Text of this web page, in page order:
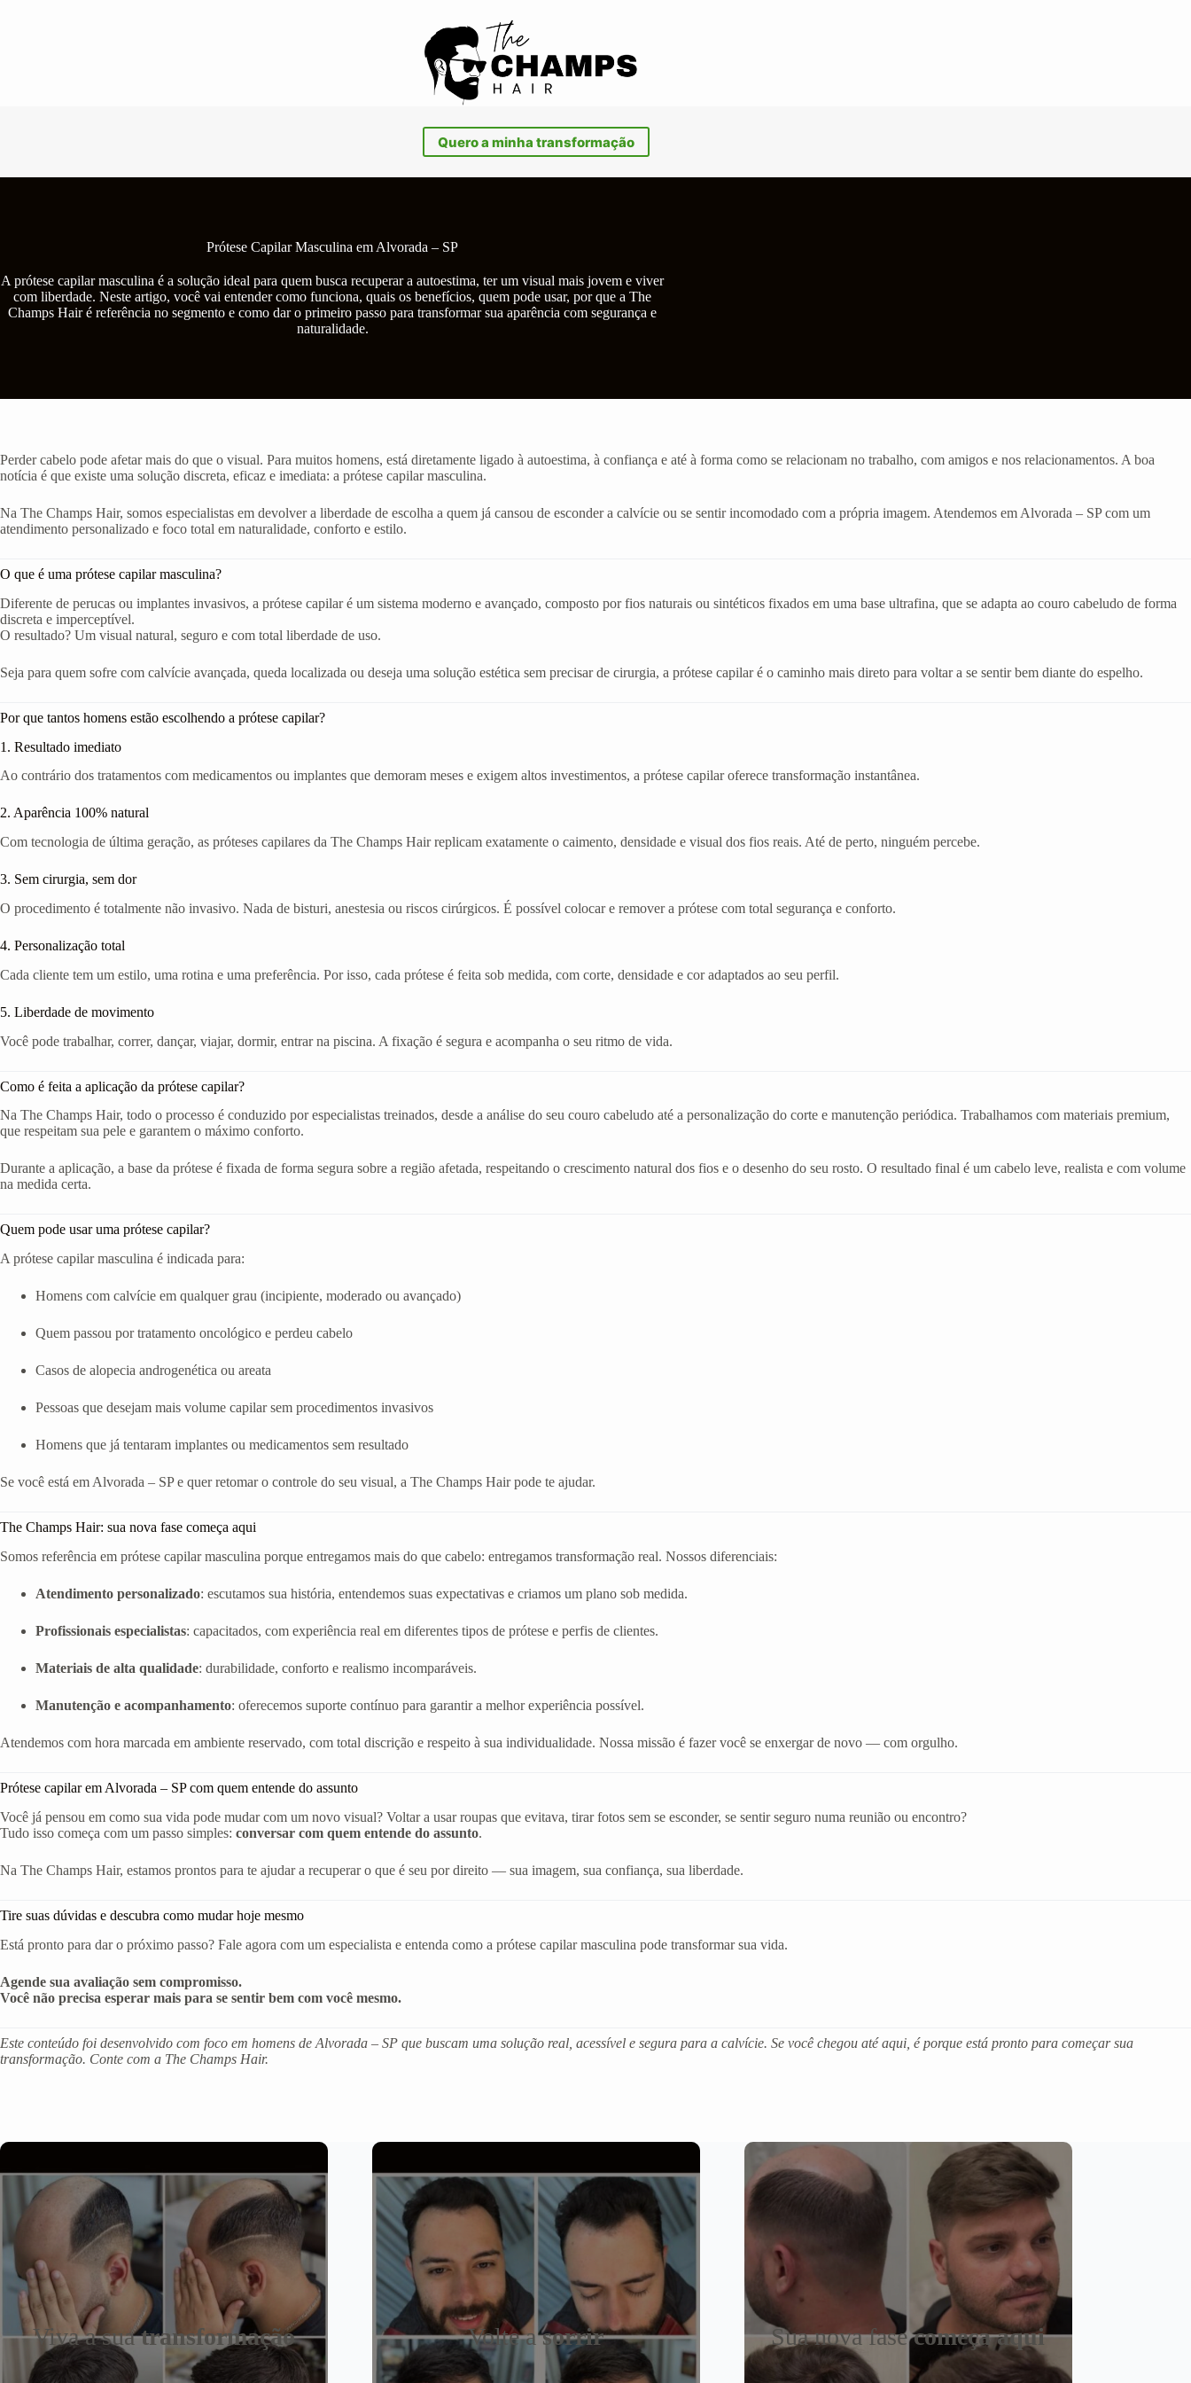
Quero a minha transformação
Prótese Capilar Masculina em Alvorada – SP
A prótese capilar masculina é a solução ideal para quem busca recuperar a autoestima, ter um visual mais jovem e viver
com liberdade. Neste artigo, você vai entender como funciona, quais os benefícios, quem pode usar, por que a The
Champs Hair é referência no segmento e como dar o primeiro passo para transformar sua aparência com segurança e
naturalidade.
Perder cabelo pode afetar mais do que o visual. Para muitos homens, está diretamente ligado à autoestima, à confiança e até à forma como se relacionam no trabalho, com amigos e nos relacionamentos. A boa
notícia é que existe uma solução discreta, eficaz e imediata: a prótese capilar masculina.
Na The Champs Hair, somos especialistas em devolver a liberdade de escolha a quem já cansou de esconder a calvície ou se sentir incomodado com a própria imagem. Atendemos em Alvorada – SP com um
atendimento personalizado e foco total em naturalidade, conforto e estilo.
O que é uma prótese capilar masculina?
Diferente de perucas ou implantes invasivos, a prótese capilar é um sistema moderno e avançado, composto por fios naturais ou sintéticos fixados em uma base ultrafina, que se adapta ao couro cabeludo de forma
discreta e imperceptível.
O resultado? Um visual natural, seguro e com total liberdade de uso.
Seja para quem sofre com calvície avançada, queda localizada ou deseja uma solução estética sem precisar de cirurgia, a prótese capilar é o caminho mais direto para voltar a se sentir bem diante do espelho.
Por que tantos homens estão escolhendo a prótese capilar?
1. Resultado imediato
Ao contrário dos tratamentos com medicamentos ou implantes que demoram meses e exigem altos investimentos, a prótese capilar oferece transformação instantânea.
2. Aparência 100% natural
Com tecnologia de última geração, as próteses capilares da The Champs Hair replicam exatamente o caimento, densidade e visual dos fios reais. Até de perto, ninguém percebe.
3. Sem cirurgia, sem dor
O procedimento é totalmente não invasivo. Nada de bisturi, anestesia ou riscos cirúrgicos. É possível colocar e remover a prótese com total segurança e conforto.
4. Personalização total
Cada cliente tem um estilo, uma rotina e uma preferência. Por isso, cada prótese é feita sob medida, com corte, densidade e cor adaptados ao seu perfil.
5. Liberdade de movimento
Você pode trabalhar, correr, dançar, viajar, dormir, entrar na piscina. A fixação é segura e acompanha o seu ritmo de vida.
Como é feita a aplicação da prótese capilar?
Na The Champs Hair, todo o processo é conduzido por especialistas treinados, desde a análise do seu couro cabeludo até a personalização do corte e manutenção periódica. Trabalhamos com materiais premium,
que respeitam sua pele e garantem o máximo conforto.
Durante a aplicação, a base da prótese é fixada de forma segura sobre a região afetada, respeitando o crescimento natural dos fios e o desenho do seu rosto. O resultado final é um cabelo leve, realista e com volume
na medida certa.
Quem pode usar uma prótese capilar?
A prótese capilar masculina é indicada para:
Homens com calvície em qualquer grau (incipiente, moderado ou avançado)
Quem passou por tratamento oncológico e perdeu cabelo
Casos de alopecia androgenética ou areata
Pessoas que desejam mais volume capilar sem procedimentos invasivos
Homens que já tentaram implantes ou medicamentos sem resultado
Se você está em Alvorada – SP e quer retomar o controle do seu visual, a The Champs Hair pode te ajudar.
The Champs Hair: sua nova fase começa aqui
Somos referência em prótese capilar masculina porque entregamos mais do que cabelo: entregamos transformação real. Nossos diferenciais:
Atendimento personalizado: escutamos sua história, entendemos suas expectativas e criamos um plano sob medida.
Profissionais especialistas: capacitados, com experiência real em diferentes tipos de prótese e perfis de clientes.
Materiais de alta qualidade: durabilidade, conforto e realismo incomparáveis.
Manutenção e acompanhamento: oferecemos suporte contínuo para garantir a melhor experiência possível.
Atendemos com hora marcada em ambiente reservado, com total discrição e respeito à sua individualidade. Nossa missão é fazer você se enxergar de novo — com orgulho.
Prótese capilar em Alvorada – SP com quem entende do assunto
Você já pensou em como sua vida pode mudar com um novo visual? Voltar a usar roupas que evitava, tirar fotos sem se esconder, se sentir seguro numa reunião ou encontro?
Tudo isso começa com um passo simples: conversar com quem entende do assunto.
Na The Champs Hair, estamos prontos para te ajudar a recuperar o que é seu por direito — sua imagem, sua confiança, sua liberdade.
Tire suas dúvidas e descubra como mudar hoje mesmo
Está pronto para dar o próximo passo? Fale agora com um especialista e entenda como a prótese capilar masculina pode transformar sua vida.
Agende sua avaliação sem compromisso.
Você não precisa esperar mais para se sentir bem com você mesmo.
Este conteúdo foi desenvolvido com foco em homens de Alvorada – SP que buscam uma solução real, acessível e segura para a calvície. Se você chegou até aqui, é porque está pronto para começar sua
transformação. Conte com a The Champs Hair.
Viva a suatransformação Volte asorrir Sua nova fasecomeça aqui